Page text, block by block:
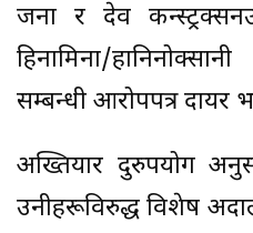
जना र देव
हिनामिना/
सम्बन्धी आरोपपत्र दायर
अख्तियार दुरुपयोग
उनीहरूविरुद्ध विशेष